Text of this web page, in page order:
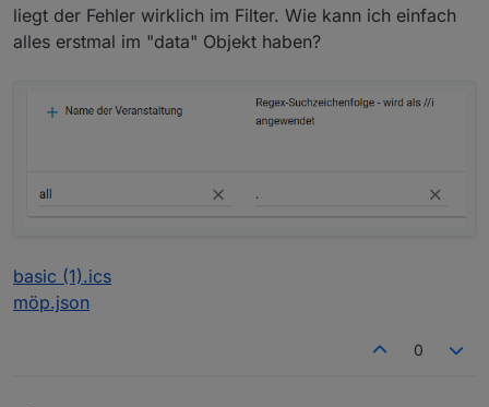
liegt der Fehler wirklich im Filter. Wie kann ich einfach
alles erstmal im "data" Objekt haben?
basic (1).ics
möp.json
0